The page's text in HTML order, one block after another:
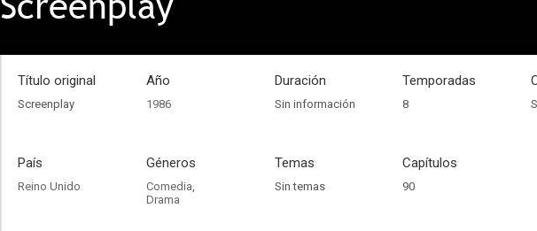
Título original
Screenplay
Año
1986
Duración
Sin información
Temporadas
8
País
Reino Unido
Géneros
Comedia,
Drama
Temas
Sin temas
Capítulos
90